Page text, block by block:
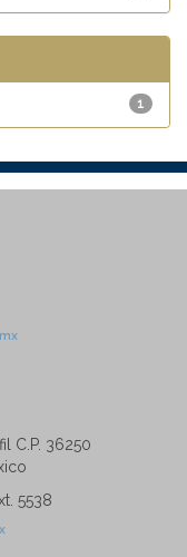
1
C.P. 36250
5538